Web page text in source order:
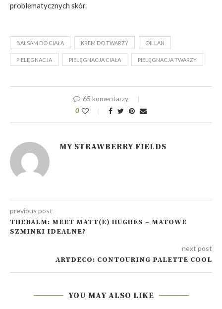
problematycznych skór.
BALSAM DO CIAŁA KREM DO TWARZY OILLAN
PIELĘGNACJA PIELĘGNACJA CIAŁA PIELĘGNACJA TWARZY
65 komentarzy
0
MY STRAWBERRY FIELDS
previous post
THEBALM: MEET MATT(E) HUGHES – MATOWE
SZMINKI IDEALNE?
next post
ARTDECO: CONTOURING PALETTE COOL
YOU MAY ALSO LIKE